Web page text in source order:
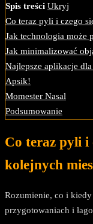
Spis treści Ukryj
Co teraz pyli i czego
Jak technologia może
Jak minimalizować
Najlepsze aplikacje
Apsik!
Momester Nasal
Podsumowanie
Co teraz pyli i
kolejnych
Rozumienie, co i
przygotowaniach i